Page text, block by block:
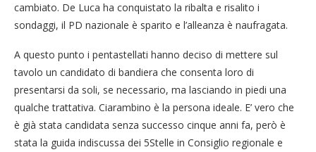
cambiato. De Luca ha conquistato la ribalta e risalito i
sondaggi, il PD nazionale è sparito e l’alleanza è naufragata.
A questo punto i pentastellati hanno deciso di mettere sul
tavolo un candidato di bandiera che consenta loro di
presentarsi da soli, se necessario, ma lasciando in piedi una
qualche trattativa. Ciarambino è la persona ideale. E’ vero che
è già stata candidata senza successo cinque anni fa, però è
stata la guida indiscussa dei 5Stelle in Consiglio regionale e